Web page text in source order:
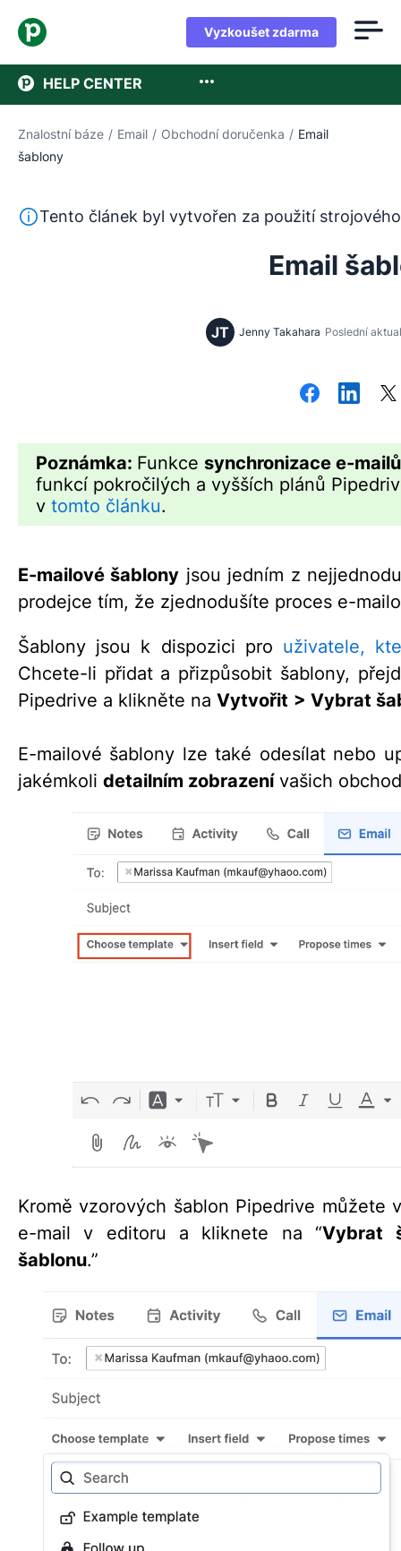
Vyzkoušet zdarma
HELP CENTER
Znalostní báze / Email / Obchodní doručenka / Email
šablony
Tento text byl přeložen z angličtiny pomocí nástroje
Tento článek byl vytvořen za použití
Email
JT Jenny Takahara Poslední
Poznámka: Funkce synchronizace e-mailů
funkcí pokročilých a vyšších plánů
v tomto článku.
E-mailové šablony jsou jedním z
prodejce tím, že zjednodušíte proces e-
Šablony jsou k dispozici pro uživatele,
Chcete-li přidat a přizpůsobit šablony,
Pipedrive a klikněte na Vytvořit > Vybrat š
E-mailové šablony lze také odesílat nebo
jakémkoli detailním zobrazenívašich
Kromě vzorových šablon Pipedrive
e-mail v editoru a kliknete na “Vybrat
šablonu.”